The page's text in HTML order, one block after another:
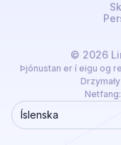
© 2026
Þjónustan er í eigu og
Netfang:
Language
Íslenska